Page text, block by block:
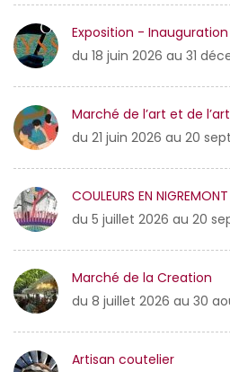
Exposition -
du 18 juin 2026 au 31
Marché de l’art et de
du 21 juin 2026 au 20
COULEURS EN NIGREMONT
du 5 juillet 2026 au 20
Marché de la Creation
du 8 juillet 2026 au 30
Artisan coutelier